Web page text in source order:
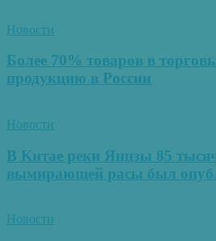
Новости
Более 70% товаров в
продукцию в России
Новости
В Китае реки Янцзы 85
вымирающей расы был
Новости